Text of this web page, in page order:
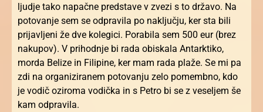
ljudje tako napačne predstave v zvezi s to državo. Na
potovanje sem se odpravila po naključju, ker sta bili
prijavljeni že dve kolegici. Porabila sem 500 eur (brez
nakupov). V prihodnje bi rada obiskala Antarktiko,
morda Belize in Filipine, ker mam rada plaže. Se mi pa
zdi na organiziranem potovanju zelo pomembno, kdo
je vodič oziroma vodička in s Petro bi se z veseljem še
kam odpravila.